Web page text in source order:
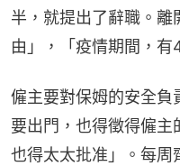
半，就提出了辭職。離
由」，「疫情期間，有
僱主要對保姆的安全負
要出門，也得徵得僱主
也得太太批准」。每周